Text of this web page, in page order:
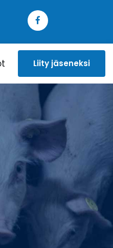
Liity jäseneksi